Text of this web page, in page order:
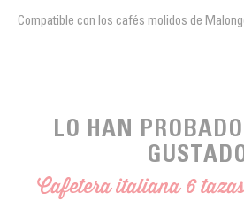
Compatible con los cafés molidos de
LO HAN
Cafetera italiana 6